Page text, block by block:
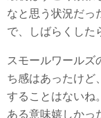
なと思う状況だっ
で、しばらくした
スモールワールズ
ち感はあったけど
することはないね
ある意味嬉しかっ